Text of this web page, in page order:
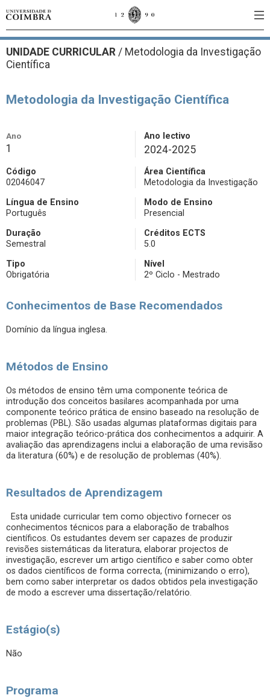
UNIDADE CURRICULAR / Metodologia da Investigação
Científica
Metodologia da Investigação Científica
Ano
1
Ano lectivo
2024-2025
Código
02046047
Área Científica
Metodologia da Investigação
Língua de Ensino
Português
Modo de Ensino
Presencial
Duração
Semestral
Créditos ECTS
5.0
Tipo
Obrigatória
Nível
2º Ciclo - Mestrado
Conhecimentos de Base Recomendados
Domínio da língua inglesa.
Métodos de Ensino
Os métodos de ensino têm uma componente teórica de
introdução dos conceitos basilares acompanhada por uma
componente teórico prática de ensino baseado na resolução de
problemas (PBL). São usadas algumas plataformas digitais para
maior integração teórico-prática dos conhecimentos a adquirir. A
avaliação das aprendizagens inclui a elaboração de uma revisãso
da literatura (60%) e de resolução de problemas (40%).
Resultados de Aprendizagem
Esta unidade curricular tem como objectivo fornecer os
conhecimentos técnicos para a elaboração de trabalhos
científicos. Os estudantes devem ser capazes de produzir
revisões sistemáticas da literatura, elaborar projectos de
investigação, escrever um artigo científico e saber como obter
os dados científicos de forma correcta, (minimizando o erro),
bem como saber interpretar os dados obtidos pela investigação
de modo a escrever uma dissertação/relatório.
Estágio(s)
Não
Programa